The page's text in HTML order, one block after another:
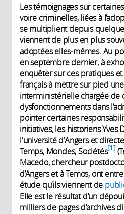
Les témoignages sur
voire criminelles, liées à
se multiplient depuis
viennent de plus en plus
adoptées elles-mêmes. Au
en septembre dernier, à
enquêter sur ces pratiques
français à mettre sur pied
interministérielle chargée de
dysfonctionnements dans
pointer certaines
initiatives, les historiens Yves
l'université d'Angers et
Temps, Mondes, Sociétés 1
Macedo, chercheur
d’Angers et à Temos, ont
étude qu’ils viennent de
Elle est le résultat d’un
milliers de pages d’archives